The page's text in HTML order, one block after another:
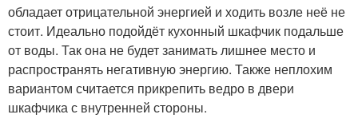
обладает отрицательной энергией и ходить возле неё не
стоит. Идеально подойдёт кухонный шкафчик подальше
от воды. Так она не будет занимать лишнее место и
распространять негативную энергию. Также неплохим
вариантом считается прикрепить ведро в двери
шкафчика с внутренней стороны.